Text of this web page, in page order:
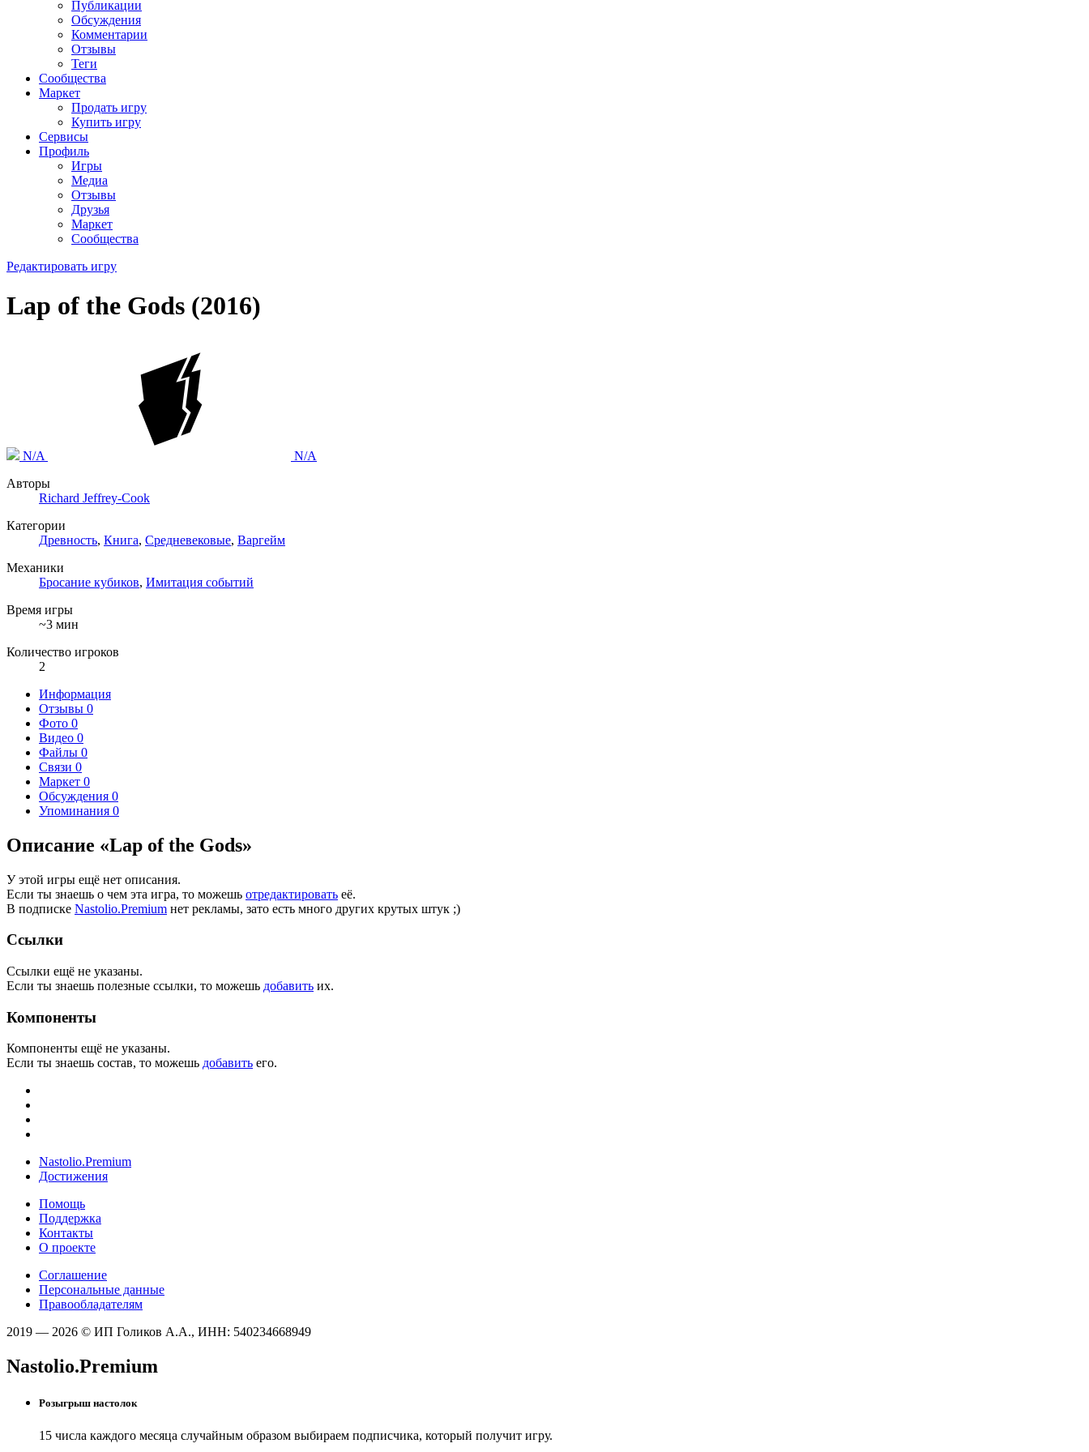
Публикации
Обсуждения
Комментарии
Отзывы
Теги
Сообщества
Маркет
Продать игру
Купить игру
Сервисы
Профиль
Игры
Медиа
Отзывы
Друзья
Маркет
Сообщества
Редактировать игру
Lap of the Gods (2016)
N/A
N/A
Авторы
Richard Jeffrey-Cook
Категории
Древность, Книга, Средневековые, Варгейм
Механики
Бросание кубиков, Имитация событий
Время игры
~3 мин
Количество игроков
2
Информация
Отзывы 0
Фото 0
Видео 0
Файлы 0
Связи 0
Маркет 0
Обсуждения 0
Упоминания 0
Описание «Lap of the Gods»
У этой игры ещё нет описания.
Если ты знаешь о чем эта игра, то можешь отредактировать её.
В подписке Nastolio.Premium нет рекламы, зато есть много других крутых штук ;)
Ссылки
Ссылки ещё не указаны.
Если ты знаешь полезные ссылки, то можешь добавить их.
Компоненты
Компоненты ещё не указаны.
Если ты знаешь состав, то можешь добавить его.
Nastolio.Premium
Достижения
Помощь
Поддержка
Контакты
О проекте
Соглашение
Персональные данные
Правообладателям
2019 — 2026 © ИП Голиков А.А., ИНН: 540234668949
Nastolio.Premium
Розыгрыш настолок
15 числа каждого месяца случайным образом выбираем подписчика, который получит игру.